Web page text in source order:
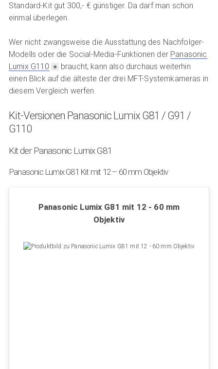
Standard-Kit gut 300,- € günstiger. Da darf man schon
einmal überlegen.
Wer nicht zwangsweise die Ausstattung des Nachfolger-
Modells oder die Social-Media-Funktionen der Panasonic
Lumix G110
braucht, kann also durchaus weiterhin
einen Blick auf die älteste der drei MFT-Systemkameras in
diesem Vergleich werfen.
Kit-Versionen Panasonic Lumix G81 / G91 /
G110
Kit der Panasonic Lumix G81
Panasonic Lumix G81 Kit mit 12 – 60 mm Objektiv
Panasonic Lumix G81 mit 12 - 60 mm
Objektiv